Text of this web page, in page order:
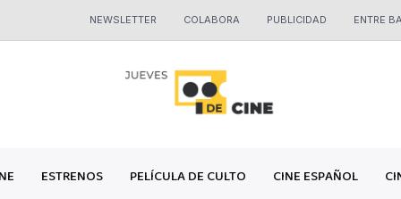
NEWSLETTER COLABORA PUBLICIDAD ENTRE
ESTRENOS PELÍCULA DE CULTO CINE ESPAÑOL